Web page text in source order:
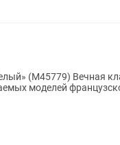
классика в